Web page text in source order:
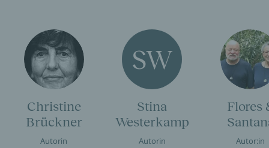
Christine
Brückner
Autorin
SW
Stina
Westerkamp
Autorin
Flores
Autor:in